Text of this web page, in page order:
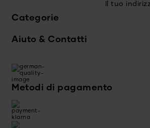
Il tuo
Categorie
Aiuto & Contatti
Metodi di pagamento